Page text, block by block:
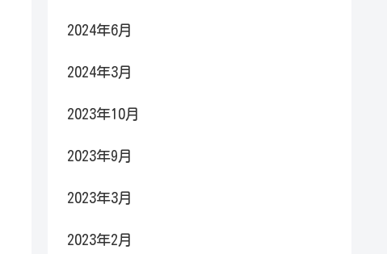
2024年6月
2024年3月
2023年10月
2023年9月
2023年3月
2023年2月